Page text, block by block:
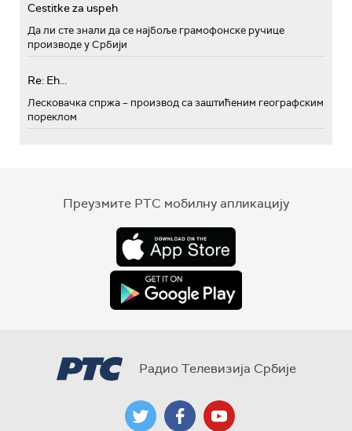
Cestitke za uspeh
Да ли сте знали да се најбоље грамофонске ручице
производе у Србији
Re: Eh...
Лесковачка спржа – производ са заштићеним географским
пореклом
Преузмите РТС мобилну апликацију
Радио Телевизија Србије